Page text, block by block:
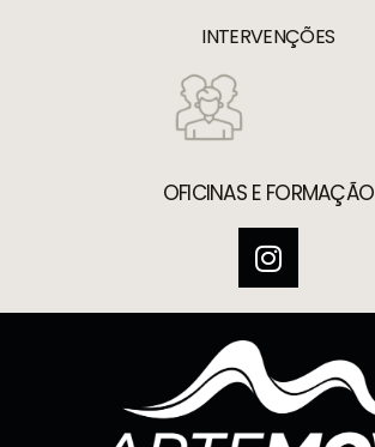
INTERVENÇÕES
OFICINAS E FORMAÇÃO